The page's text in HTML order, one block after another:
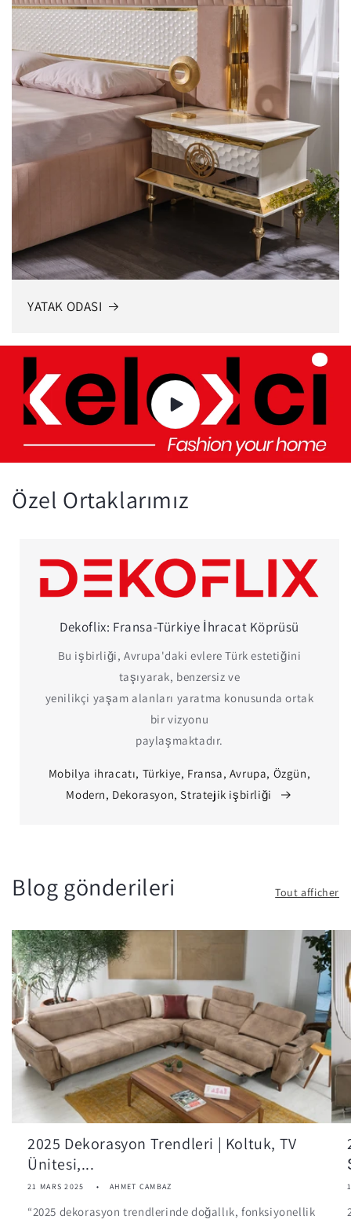
YATAK ODASI
Özel Ortaklarımız
Dekoflix: Fransa-Türkiye İhracat Köprüsü
Bu işbirliği, Avrupa'daki evlere Türk estetiğini
taşıyarak, benzersiz ve
yenilikçi yaşam alanları yaratma konusunda ortak
bir vizyonu
paylaşmaktadır.
Mobilya ihracatı, Türkiye, Fransa, Avrupa, Özgün,
Modern, Dekorasyon, Stratejik işbirliği
Blog gönderileri Tout afficher
2025 Dekorasyon Trendleri | Koltuk, TV
Ünitesi,...
21 MARS 2025 AHMET CAMBAZ
“2025 dekorasyon trendlerinde doğallık, fonksiyonellik